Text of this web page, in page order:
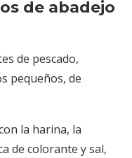
de abadejo
de pescado,
pequeños, de
la harina, la
de colorante y sal,